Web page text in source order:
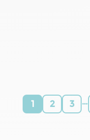
prise effet
et d'avance
1 2 3 …